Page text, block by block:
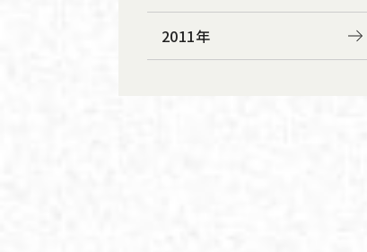
2011年